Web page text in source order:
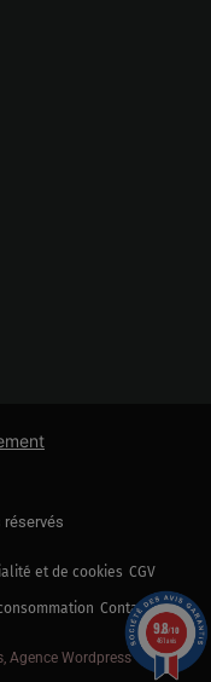
réservés
et de cookies CGV
Contact
Agence Wordpress
9.8/10
461 avis